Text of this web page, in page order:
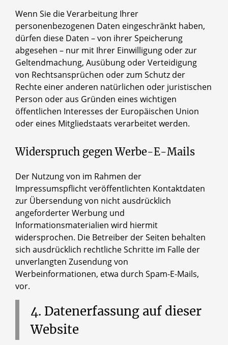
Wenn Sie die Verarbeitung Ihrer
personenbezogenen Daten eingeschränkt haben,
dürfen diese Daten – von ihrer Speicherung
abgesehen – nur mit Ihrer Einwilligung oder zur
Geltendmachung, Ausübung oder Verteidigung
von Rechtsansprüchen oder zum Schutz der
Rechte einer anderen natürlichen oder juristischen
Person oder aus Gründen eines wichtigen
öffentlichen Interesses der Europäischen Union
oder eines Mitgliedstaats verarbeitet werden.
Widerspruch gegen Werbe-E-Mails
Der Nutzung von im Rahmen der
Impressumspflicht veröffentlichten Kontaktdaten
zur Übersendung von nicht ausdrücklich
angeforderter Werbung und
Informationsmaterialien wird hiermit
widersprochen. Die Betreiber der Seiten behalten
sich ausdrücklich rechtliche Schritte im Falle der
unverlangten Zusendung von
Werbeinformationen, etwa durch Spam-E-Mails,
vor.
4. Datenerfassung auf dieser
Website